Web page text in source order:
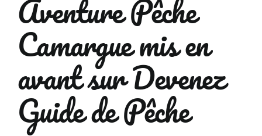
Aventure Pêche
Camargue mis en
avant sur Devenez
Guide de Pêche